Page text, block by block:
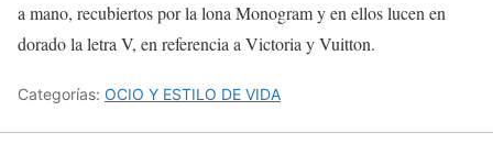
a mano, recubiertos por la lona Monogram y en ellos lucen en
dorado la letra V, en referencia a Victoria y Vuitton.
Categorías: OCIO Y ESTILO DE VIDA